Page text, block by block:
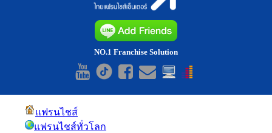
NO.1 Franchise Solution
แฟรนไชส์
แฟรนไชส์ทั่วโลก